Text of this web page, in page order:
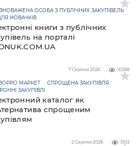
книги з публічних
на порталі
ОСОБА З ПУБЛІЧНИХ ЗАКУПІВЕЛЬ
НОВАЧКІВ
10268
7 Серпня 2026
каталог як
спрощеним
МАРКЕТ
СПРОЩЕНА ЗАКУПІВЛЯ
ЗАКУПІВЛІ
5102
2 Серпня 2026